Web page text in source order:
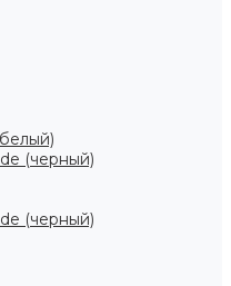
(черный)
(черный)